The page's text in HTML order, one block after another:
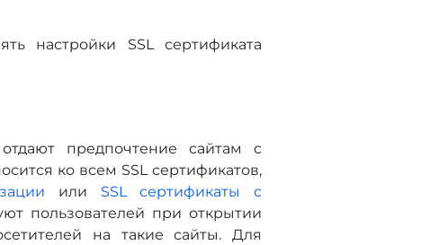
настройки SSL сертификата
предпочтение сайтам с
ко всем SSL сертификатов,
или SSL сертификаты с
пользователей при открытии
на такие сайты. Для